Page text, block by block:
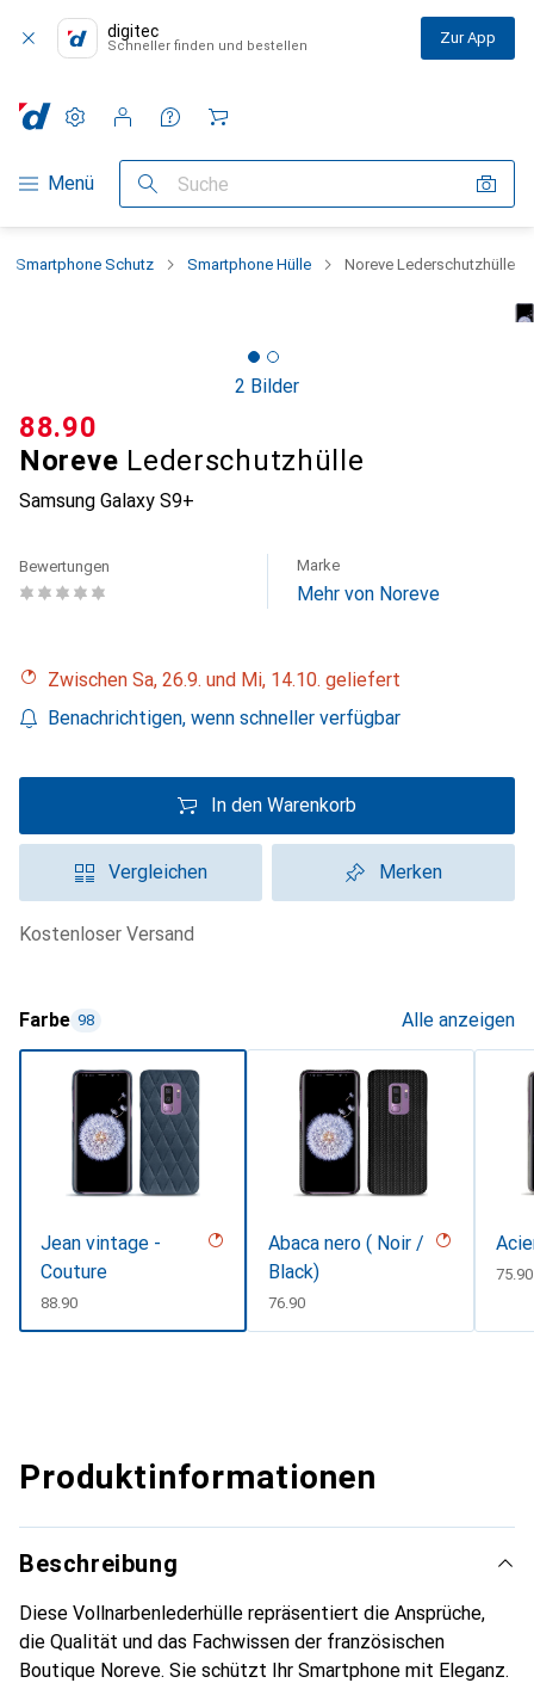
digitec
Schneller finden und bestellen Zur App
Navigation nach Kategorien
Menü Suche
Einstellungen
Kundenkonto
Vergleichslisten
Merklisten
Warenkorb
Smartphone Schutz Smartphone Hülle Noreve Lederschutzhülle
2 Bilder
Noreve Lederschutzhülle
Samsung Galaxy S9+
CHF
88.90
Bewertungen Marke
Mehr von Noreve
Zwischen Sa, 26.9. und Mi, 14.10. geliefert
Benachrichtigen, wenn schneller verfügbar
In den Warenkorb
Vergleichen Merken
kostenloser Versand
Farbe 98 Alle anzeigen
Jean vintage -
Couture
CHF
88.90
Abaca nero ( Noir /
Black)
CHF
76.90
CHF
75.90
Produktinformationen
Beschreibung
Diese Vollnarbenlederhülle repräsentiert die Ansprüche,
die Qualität und das Fachwissen der französischen
Boutique Noreve. Sie schützt Ihr Smartphone mit Eleganz.